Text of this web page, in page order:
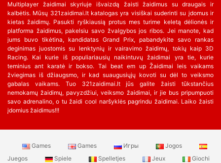
Multiplayer žaidimai skyriuje išvaizdą žaisti žaidimus su draugais ir
kalbėtis. Mūsų 321zaidimai.lt katalogas yra visiškai suderinti su įdomus ir
kietas žaidimų. Pasukti ryškiausią protus mes turime keletą dėlionės ir
platforma žaidimus, pakelsiu savo žvalgybos jos ribos. Jei manote, kad
jums buvo tikėtina, kandidatas Grand Prix, pabandykite savo rankas
deginimas juostomis su lenktynių ir vairavimo žaidimų, tokių kaip 3D
Racing. Kai kurie iš populiariausių naikintuvų žaidimai yra tie, kurie
teminius ant karatė ir bokso. Tai beat em up Žaidimai leis vaikams
žviegimas iš džiaugsmo, ir kad suaugusiųjų kovoti su dėl to veiksmo
gabalas vaikams. Tuo 321zaidimai.lt jūs galite žaisti tūkstančius
nemokamų žaidimų, pavyzdžiui, veiksmo žaidimai, ir jie bus pripumpuoti
savo adrenalino, o tu žaidi cool naršyklės pagrindu žaidimai. Laiko žaisti
įdomius žaidimus!!!
Games Games Игры
Jogos
Juegos
Spiele Spelletjes Jeux
Giochi